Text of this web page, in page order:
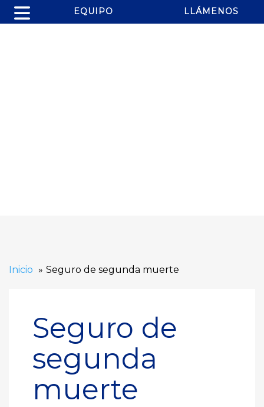
EQUIPO LLÁMENOS
Inicio Seguro de segunda muerte
Seguro de
segunda
muerte